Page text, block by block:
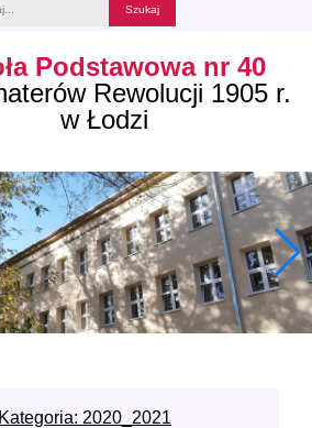
Podstawowa nr 40
Rewolucji 1905 r.
w Łodzi
Kategoria: 2020_2021